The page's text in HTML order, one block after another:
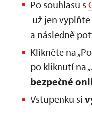
Po souhlasu s
už jen vyplňte
a následně
Klikněte na
po kliknutí na
bezpečné
Vstupenku si